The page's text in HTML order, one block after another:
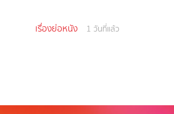
เรื่องย่อหนัง 1 วันที่แล้ว